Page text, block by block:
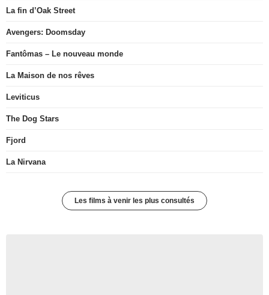
La fin d’Oak Street
Avengers: Doomsday
Fantômas – Le nouveau monde
La Maison de nos rêves
Leviticus
The Dog Stars
Fjord
La Nirvana
Les films à venir les plus consultés